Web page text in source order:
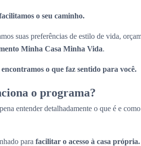
o seu caminho.
suas preferências de estilo de vida,
Minha Casa Minha Vida.
encontramos o que faz sentido para você.
o programa?
entender detalhadamente o que é e
para facilitar o acesso à casa própria.